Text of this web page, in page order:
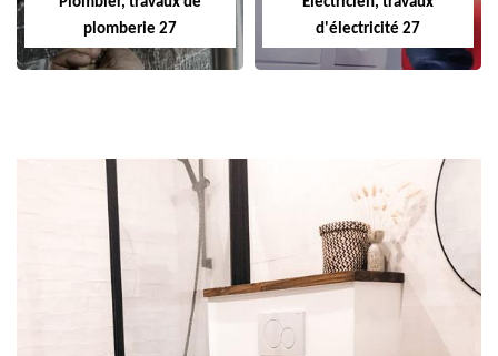
plomberie 27
d'électricité 27